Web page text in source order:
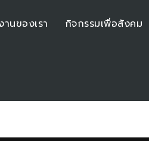
านของเรา กิจกรรมเพื่อสังคม